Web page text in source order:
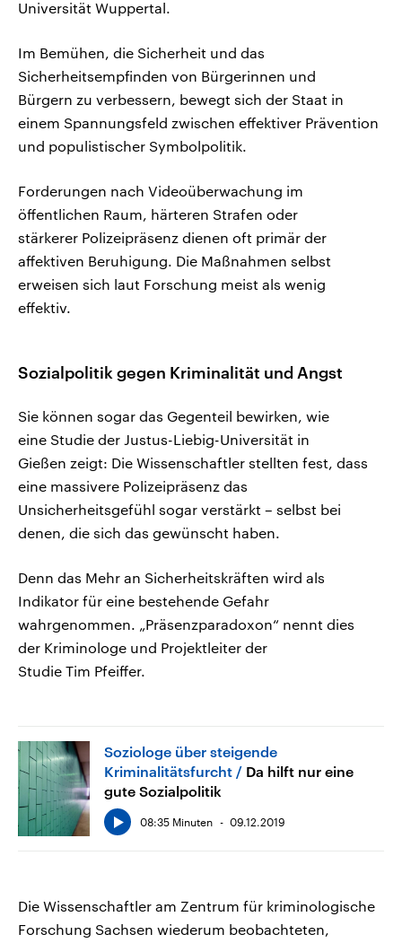
Universität Wuppertal.
Im Bemühen, die Sicherheit und das
Sicherheitsempfinden von Bürgerinnen und
Bürgern zu verbessern, bewegt sich der Staat in
einem Spannungsfeld zwischen effektiver Prävention
und populistischer Symbolpolitik.
Forderungen nach Videoüberwachung im
öffentlichen Raum, härteren Strafen oder
stärkerer Polizeipräsenz dienen oft primär der
affektiven Beruhigung. Die Maßnahmen selbst
erweisen sich laut Forschung meist als wenig
effektiv.
Sozialpolitik gegen Kriminalität und Angst
Sie können sogar das Gegenteil bewirken, wie
eine Studie der Justus-Liebig-Universität in
Gießen zeigt: Die Wissenschaftler stellten fest, dass
eine massivere Polizeipräsenz das
Unsicherheitsgefühl sogar verstärkt – selbst bei
denen, die sich das gewünscht haben.
Denn das Mehr an Sicherheitskräften wird als
Indikator für eine bestehende Gefahr
wahrgenommen. „Präsenzparadoxon“ nennt dies
der Kriminologe und Projektleiter der
Studie Tim Pfeiffer.
Soziologe über steigende
Kriminalitätsfurcht
Da hilft nur eine
gute Sozialpolitik
08:35 Minuten 09.12.2019
Die Wissenschaftler am Zentrum für kriminologische
Forschung Sachsen wiederum beobachteten,